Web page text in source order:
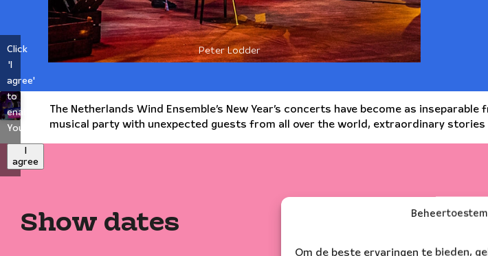
Om de beste ervaringen te bieden,
Peter Lodder
Click
'I
agree'
to
enable
Youtube
agree
The Netherlands Wind Ensemble’s New Year’s concerts have become as
musical party with unexpected guests from all over the world, extraordinary
Show dates